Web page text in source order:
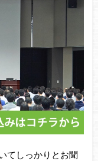
てしっかりとお聞